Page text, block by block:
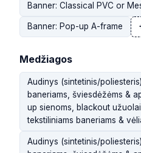
Banner: Classical PVC or
Banner: Pop-up A-frame
Medžiagos
Audinys (sintetinis/
baneriams, šviesdėžėms &
up sienoms, blackout
tekstiliniams baneriams &
Audinys (sintetinis/